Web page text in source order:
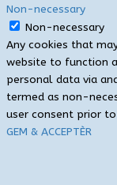
Non-necessary
Non-necessary
Any cookies that
website to function
personal data via
termed as non-
user consent prior
GEM & ACCEPTÈR